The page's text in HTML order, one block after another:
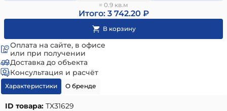
= 0.9 кв.м
Итого: 3 742.20 ₽
Оплата на сайте, в офисе
или при получении
Доставка до объекта
Консультация и расчёт
Характеристики О бренде
ID товара: ТХ31629